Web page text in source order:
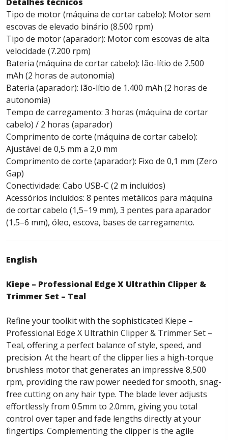
Tipo de motor (máquina de cortar cabelo): Motor sem
escovas de elevado binário (8.500 rpm)
Tipo de motor (aparador): Motor com escovas de alta
velocidade (7.200 rpm)
Bateria (máquina de cortar cabelo): Ião-lítio de 2.500
mAh (2 horas de autonomia)
Bateria (aparador): Ião-lítio de 1.400 mAh (2 horas de
autonomia)
Tempo de carregamento: 3 horas (máquina de cortar
cabelo) / 2 horas (aparador)
Comprimento de corte (máquina de cortar cabelo):
Ajustável de 0,5 mm a 2,0 mm
Comprimento de corte (aparador): Fixo de 0,1 mm (Zero
Gap)
Conectividade: Cabo USB-C (2 m incluídos)
Acessórios incluídos: 8 pentes metálicos para máquina
de cortar cabelo (1,5–19 mm), 3 pentes para aparador
(1,5–6 mm), óleo, escova, bases de carregamento.
English
Kiepe – Professional Edge X Ultrathin Clipper &
Trimmer Set – Teal
Refine your toolkit with the sophisticated Kiepe –
Professional Edge X Ultrathin Clipper & Trimmer Set –
Teal, offering a perfect balance of style, speed, and
precision. At the heart of the clipper lies a high-torque
brushless motor that generates an impressive 8,500
rpm, providing the raw power needed for smooth, snag-
free cutting on any hair type. The blade lever adjusts
effortlessly from 0.5mm to 2.0mm, giving you total
control over taper and fade lengths directly at your
fingertips. Complementing the clipper is the agile